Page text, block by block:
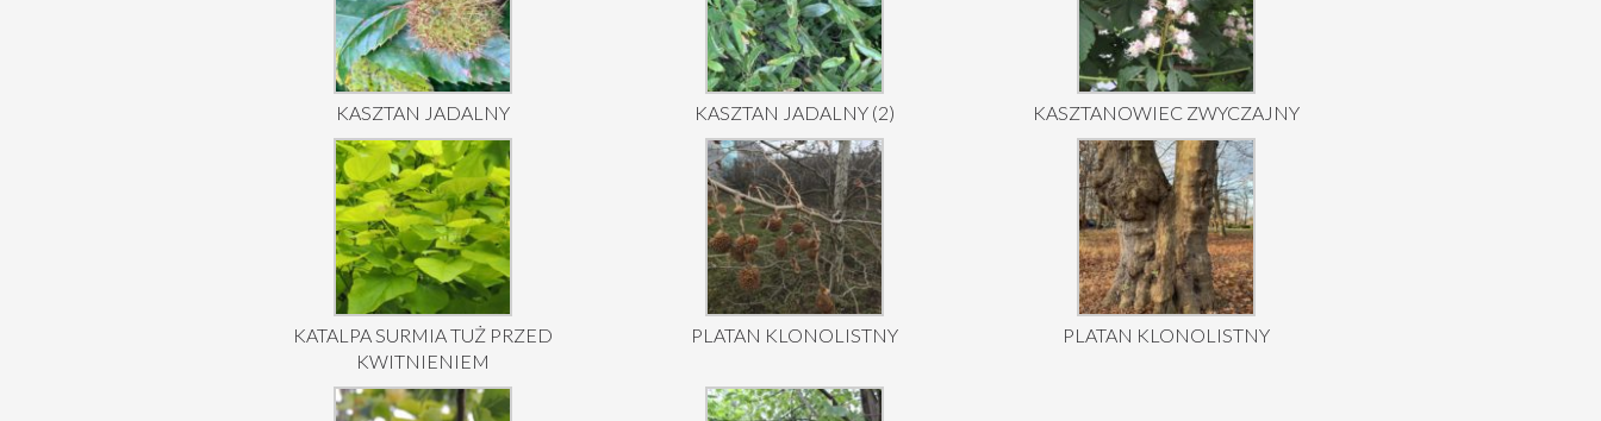
KASZTAN JADALNY KASZTAN JADALNY (2) KASZTANOWIEC ZWYCZAJNY
KATALPA SURMIA TUŻ PRZED
KWITNIENIEM
PLATAN KLONOLISTNY PLATAN KLONOLISTNY